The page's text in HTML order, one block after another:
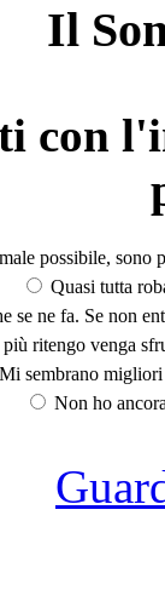
Il
con
possibile, sono
Quasi tutta
se ne fa. Se non
ritengo venga
Mi sembrano
Non ho